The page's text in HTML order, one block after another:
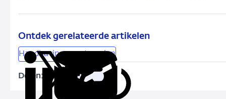
Ontdek gerelateerde artikelen
Handhavingsmaatregelen
Delen:
Deel
via
DeelDeelKopieer